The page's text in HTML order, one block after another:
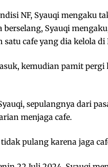
NF, Syauqi mengaku
berselang, Syauqi
satu cafe yang dia kelola di
kemudian pamit
sepulangnya dari
menjaga cafe.
pulang karena jaga